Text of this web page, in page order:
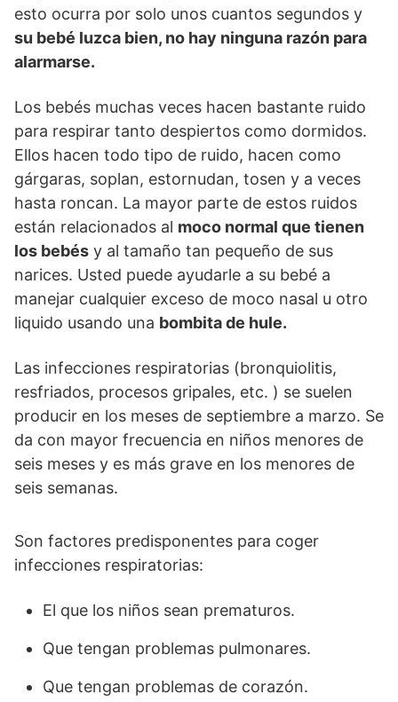
esto ocurra por solo unos cuantos segundos y
su bebé luzca bien, no hay ninguna razón para
alarmarse.
Los bebés muchas veces hacen bastante ruido
para respirar tanto despiertos como dormidos.
Ellos hacen todo tipo de ruido, hacen como
gárgaras, soplan, estornudan, tosen y a veces
hasta roncan. La mayor parte de estos ruidos
están relacionados al moco normal que tienen
los bebés y al tamaño tan pequeño de sus
narices. Usted puede ayudarle a su bebé a
manejar cualquier exceso de moco nasal u otro
liquido usando una bombita de hule.
Las infecciones respiratorias (bronquiolitis,
resfriados, procesos gripales, etc. ) se suelen
producir en los meses de septiembre a marzo. Se
da con mayor frecuencia en niños menores de
seis meses y es más grave en los menores de
seis semanas.
Son factores predisponentes para coger
infecciones respiratorias:
El que los niños sean prematuros.
Que tengan problemas pulmonares.
Que tengan problemas de corazón.